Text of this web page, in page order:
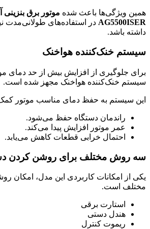
همین ویژگی‌ها باعث شده
AG5500ISER در استفاده‌های طولانی‌مدت
داشته باشد.
سیستم خنک‌کننده هواخنک
برای جلوگیری از افزایش بیش از حد دمای
سیستم خنک‌کننده هواخنک مجهز شده است.
این سیستم به حفظ دمای مناسب موتور
راندمان دستگاه حفظ می‌شود.
عمر موتور افزایش پیدا می‌کند.
احتمال خرابی قطعات کاهش می‌یابد.
سه روش مختلف برای روشن کردن
یکی از امکانات کاربردی این مدل،
مختلف است.
استارت برقی
هندل دستی
ریموت کنترل